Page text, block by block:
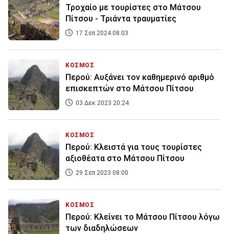
Τροχαίο με τουρίστες στο Μάτσου
Πίτσου - Τριάντα τραυματίες
17 Σεπ 2024 08:03
ΚΟΣΜΟΣ
Περού: Αυξάνει τον καθημερινό αριθμό
επισκεπτών στο Μάτσου Πίτσου
03 Δεκ 2023 20:24
ΚΟΣΜΟΣ
Περού: Κλειστά για τους τουρίστες
αξιοθέατα στο Μάτσου Πίτσου
29 Σεπ 2023 08:00
ΚΟΣΜΟΣ
Περού: Κλείνει το Μάτσου Πίτσου λόγω
των διαδηλώσεων